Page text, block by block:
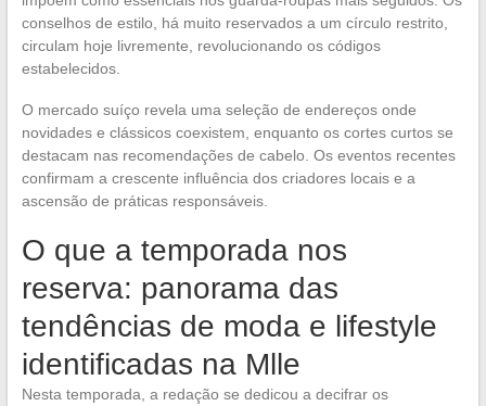
conselhos de estilo, há muito reservados a um círculo restrito,
circulam hoje livremente, revolucionando os códigos
estabelecidos.
O mercado suíço revela uma seleção de endereços onde
novidades e clássicos coexistem, enquanto os cortes curtos se
destacam nas recomendações de cabelo. Os eventos recentes
confirmam a crescente influência dos criadores locais e a
ascensão de práticas responsáveis.
O que a temporada nos
reserva: panorama das
tendências de moda e lifestyle
identificadas na Mlle
Nesta temporada, a redação se dedicou a decifrar os